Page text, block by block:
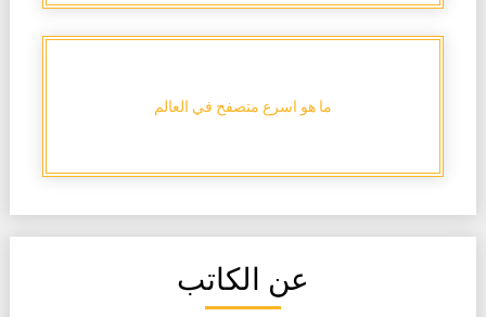
ما هو اسرع متصفح في العالم
عن الكاتب